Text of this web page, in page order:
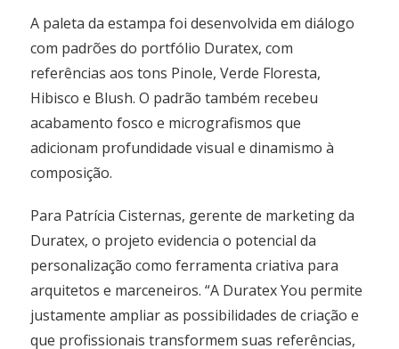
A paleta da estampa foi desenvolvida em diálogo
com padrões do portfólio Duratex, com
referências aos tons Pinole, Verde Floresta,
Hibisco e Blush. O padrão também recebeu
acabamento fosco e micrografismos que
adicionam profundidade visual e dinamismo à
composição.
Para Patrícia Cisternas, gerente de marketing da
Duratex, o projeto evidencia o potencial da
personalização como ferramenta criativa para
arquitetos e marceneiros. “A Duratex You permite
justamente ampliar as possibilidades de criação e
que profissionais transformem suas referências,